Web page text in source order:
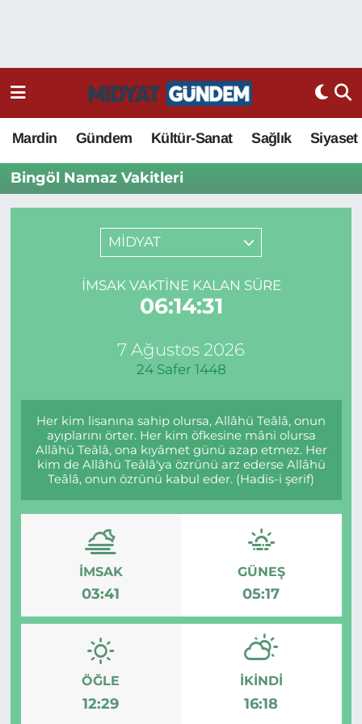
Mardin Gündem Kültür-Sanat Sağlık Siyaset
Bingöl Namaz Vakitleri
MİDYAT
İMSAK VAKTINE KALAN SÜRE
06:14:31
7 Ağustos 2026
24 Safer 1448
Her kim lisanına sahip olursa, Allâhü Teâlâ, onun
ayıplarını örter. Her kim öfkesine mâni olursa
Allâhü Teâlâ, ona kıyâmet günü azap etmez. Her
kim de Allâhü Teâlâ'ya özrünü arz ederse Allâhü
Teâlâ, onun özrünü kabul eder. (Hadis-i şerif)
İMSAK
03:41
GÜNEŞ
05:17
ÖĞLE
12:29
İKINDI
16:18